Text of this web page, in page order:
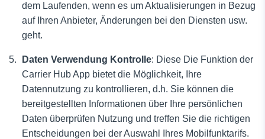
dem Laufenden, wenn es um Aktualisierungen in Bezug
auf Ihren Anbieter, Änderungen bei den Diensten usw.
geht.
Daten Verwendung Kontrolle: Diese Die Funktion der
Carrier Hub App bietet die Möglichkeit, Ihre
Datennutzung zu kontrollieren, d.h. Sie können die
bereitgestellten Informationen über Ihre persönlichen
Daten überprüfen Nutzung und treffen Sie die richtigen
Entscheidungen bei der Auswahl Ihres Mobilfunktarifs.